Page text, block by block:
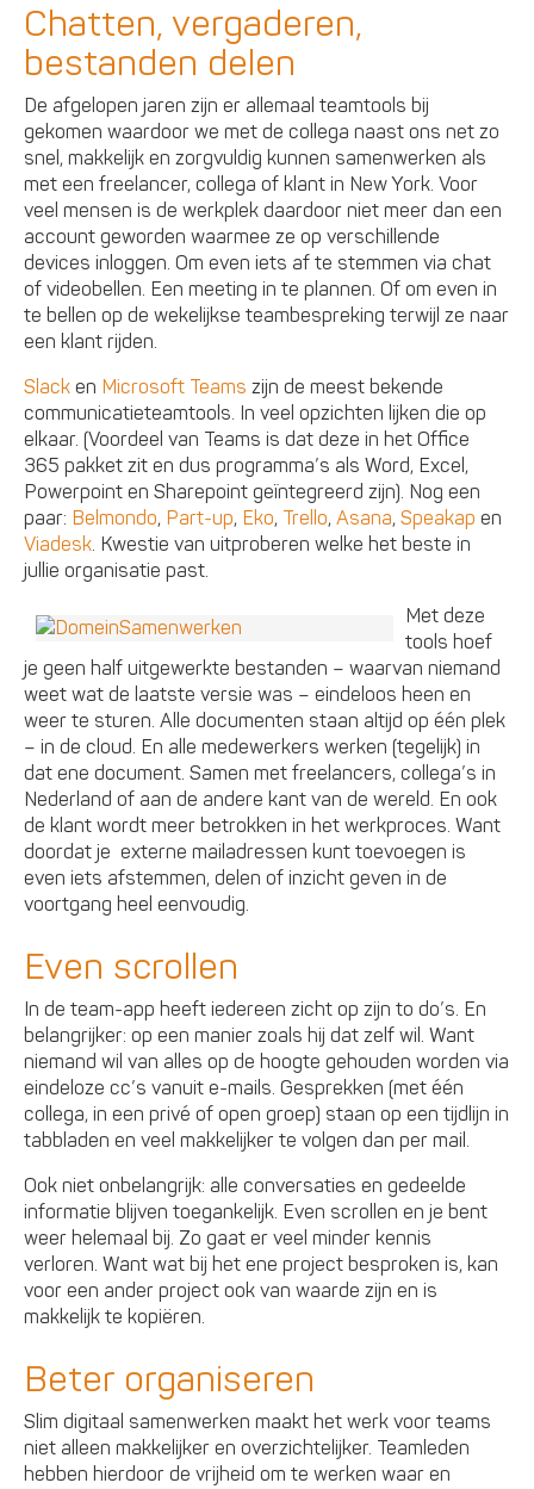
Chatten, vergaderen,
bestanden delen
De afgelopen jaren zijn er allemaal teamtools bij
gekomen waardoor we met de collega naast ons net zo
snel, makkelijk en zorgvuldig kunnen samenwerken als
met een freelancer, collega of klant in New York. Voor
veel mensen is de werkplek daardoor niet meer dan een
account geworden waarmee ze op verschillende
devices inloggen. Om even iets af te stemmen via chat
of videobellen. Een meeting in te plannen. Of om even in
te bellen op de wekelijkse teambespreking terwijl ze naar
een klant rijden.
Slacken Microsoft Teamszijn de meest bekende
communicatieteamtools. In veel opzichten lijken die op
elkaar. (Voordeel van Teams is dat deze in het Office
365 pakket zit en dus programma’s als Word, Excel,
Powerpoint en Sharepoint geïntegreerd zijn). Nog een
paar: Belmondo, Part-up, Eko, Trello,Asana,Speakapen
Viadesk. Kwestie van uitproberen welke het beste in
jullie organisatie past.
Met deze
tools hoef
je geen half uitgewerkte bestanden – waarvan niemand
weet wat de laatste versie was – eindeloos heen en
weer te sturen. Alle documenten staan altijd op één plek
– in de cloud. En alle medewerkers werken (tegelijk) in
dat ene document. Samen met freelancers, collega’s in
Nederland of aan de andere kant van de wereld. En ook
de klant wordt meer betrokken in het werkproces. Want
doordat je externe mailadressen kunt toevoegen is
even iets afstemmen, delen of inzicht geven in de
voortgang heel eenvoudig.
Even scrollen
In de team-app heeft iedereen zicht op zijn to do’s. En
belangrijker: op een manier zoals hij dat zelf wil. Want
niemand wil van alles op de hoogte gehouden worden via
eindeloze cc’s vanuit e-mails. Gesprekken (met één
collega, in een privé of open groep) staan op een tijdlijn in
tabbladen en veel makkelijker te volgen dan per mail.
Ook niet onbelangrijk: alle conversaties en gedeelde
informatie blijven toegankelijk. Even scrollen en je bent
weer helemaal bij. Zo gaat er veel minder kennis
verloren. Want wat bij het ene project besproken is, kan
voor een ander project ook van waarde zijn en is
makkelijk te kopiëren.
Beter organiseren
Slim digitaal samenwerken maakt het werk voor teams
niet alleen makkelijker en overzichtelijker. Teamleden
hebben hierdoor de vrijheid om te werken waar en